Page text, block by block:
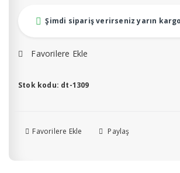
Şimdi sipariş verirseniz yarın
Favorilere Ekle
Stok kodu: dt-1309
Favorilere Ekle Paylaş